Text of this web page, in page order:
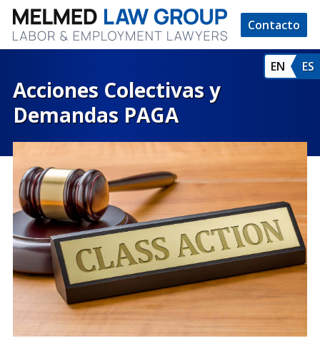
Contacto
EN ES
Acciones Colectivas y
Demandas PAGA